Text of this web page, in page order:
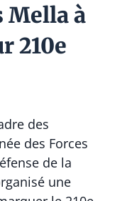
Mella à
210e
des
des Forces
de la
une